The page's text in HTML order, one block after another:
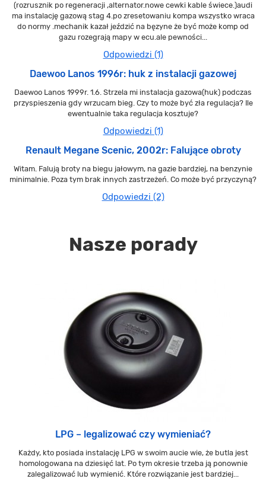
(rozrusznik po regeneracji ,alternator.nowe cewki kable świece.)audi
ma instalację gazową stag 4.po zresetowaniu kompa wszystko wraca
do normy .mechanik kazał jeździć na bęzyne że być może komp od
gazu rozegrają mapy w ecu.ale pewności...
Odpowiedzi (1)
Daewoo Lanos 1996r: huk z instalacji gazowej
Daewoo Lanos 1999r. 1.6. Strzela mi instalacja gazowa(huk) podczas
przyspieszenia gdy wrzucam bieg. Czy to może być zła regulacja? Ile
ewentualnie taka regulacja kosztuje?
Odpowiedzi (1)
Renault Megane Scenic, 2002r: Falujące obroty
Witam. Falują broty na biegu jałowym, na gazie bardziej, na benzynie
minimalnie. Poza tym brak innych zastrzeżeń. Co może być przyczyną?
Odpowiedzi (2)
Nasze porady
LPG – legalizować czy wymieniać?
Każdy, kto posiada instalację LPG w swoim aucie wie, że butla jest
homologowana na dziesięć lat. Po tym okresie trzeba ją ponownie
zalegalizować lub wymienić. Które rozwiązanie jest bardziej...